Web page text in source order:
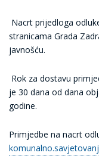
Nacrt prijedloga
stranicama Grada
javnošću.
Rok za dostavu
je 30 dana od dana
godine.
Primjedbe na nacrt